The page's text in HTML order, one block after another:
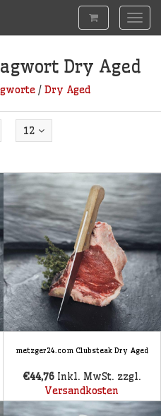
Dry Aged
/ Dry Aged
12
metzger24.com Clubsteak Dry Aged
€44,76 Inkl. MwSt. zzgl.
Versandkosten